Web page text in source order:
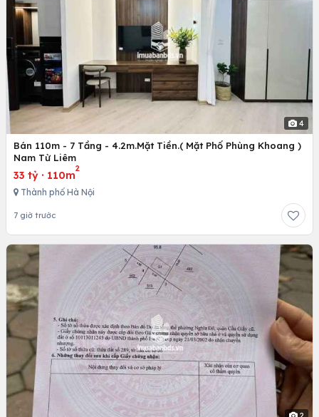
4
Bán 110m - 7 Tầng - 4.2m.Mặt Tiền.( Mặt Phố Phùng Khoang )
Nam Từ Liêm
33 tỷ · 110m
2
Thành phố Hà Nội
7 giờ trước